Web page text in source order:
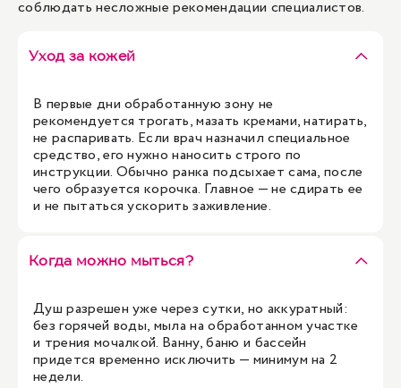
соблюдать несложные рекомендации специалистов.
Уход за кожей
В первые дни обработанную зону не
рекомендуется трогать, мазать кремами, натирать,
не распаривать. Если врач назначил специальное
средство, его нужно наносить строго по
инструкции. Обычно ранка подсыхает сама, после
чего образуется корочка. Главное — не сдирать ее
и не пытаться ускорить заживление.
Когда можно мыться?
Душ разрешен уже через сутки, но аккуратный:
без горячей воды, мыла на обработанном участке
и трения мочалкой. Ванну, баню и бассейн
придется временно исключить — минимум на 2
недели.